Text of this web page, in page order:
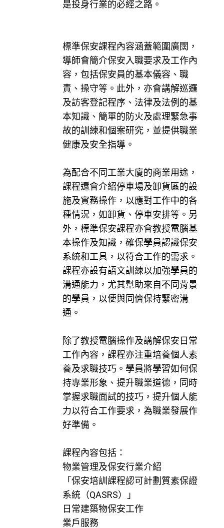
是投身行業的必經之路。
標準保安課程內容涵蓋範圍廣闊，
導師會簡介保安入職要求及工作內
容，包括保安員的基本儀容、職
責、操守等。此外，亦會講解巡邏
及訪客登記程序、法律及法例的基
本知識、簡單的防火及處理緊急事
故的訓練和個案研究，並提供職業
健康及安全指導。
為配合不同工業大廈的商業用途，
課程還會介紹停車場及卸貨區的設
施及實務操作，以應對工作中的各
種情況，如卸貨、停車安排等。另
外，標準保安課程亦會教授電腦基
本操作及知識，確保學員認識保安
系統和工具，以符合工作的需求。
課程亦設有語文訓練以加強學員的
溝通能力，尤其幫助來自不同背景
的學員，以便與同儕保持緊密溝
通。
除了教授電腦操作及講解保安日常
工作內容，課程亦注重培養個人素
養及求職技巧。學員將學習如何保
持專業形象、提升職業道德，同時
掌握求職面試的技巧，提升個人能
力以符合工作要求，為職業發展作
好準備。
課程內容包括：
物業管理及保安行業介紹
「保安培訓課程認可計劃質素保證
系統（QASRS）」
日常建築物保安工作
業戶服務